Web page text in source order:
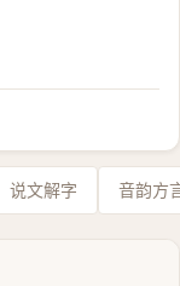
说文解字 音韵方